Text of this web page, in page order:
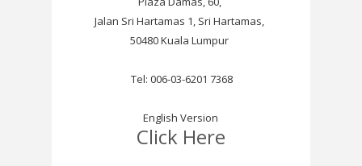
Jalan Sri Hartamas 1, Sri Hartamas,
50480 Kuala Lumpur
Tel: 006-03-6201 7368
English Version
Click Here